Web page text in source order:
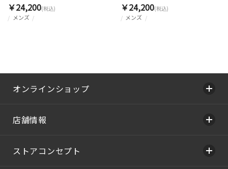
メンズ
￥24,200(税込)
メンズ
￥24,200(税込)
オンラインショップ
店舗情報
ストアコンセプト